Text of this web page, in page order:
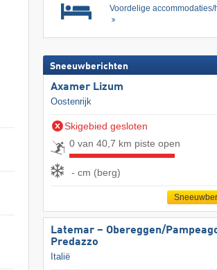
Voordelige accommodaties/
Sneeuwberichten
Axamer Lizum
Oostenrijk
Skigebied gesloten
0 van 40,7 km piste open
- cm (berg)
Latemar – Obereggen/​
Predazzo
Italië